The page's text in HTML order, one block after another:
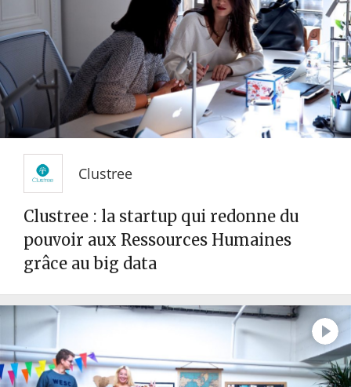
Clustree
Clustree : la startup qui redonne du
pouvoir aux Ressources Humaines
grâce au big data